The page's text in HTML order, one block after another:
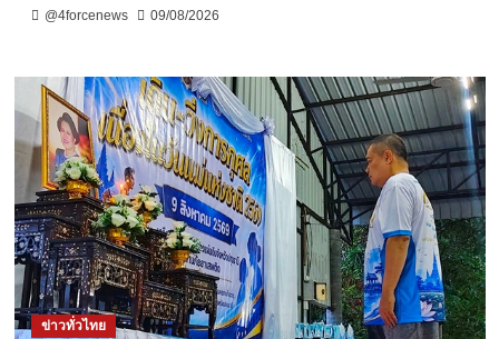
@4forcenews 09/08/2026
ข่าวทั่วไทย